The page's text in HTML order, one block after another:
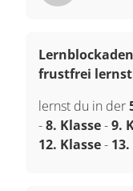
frustfrei lernst
lernst du in der
-8. Klasse-9.
12. Klasse-